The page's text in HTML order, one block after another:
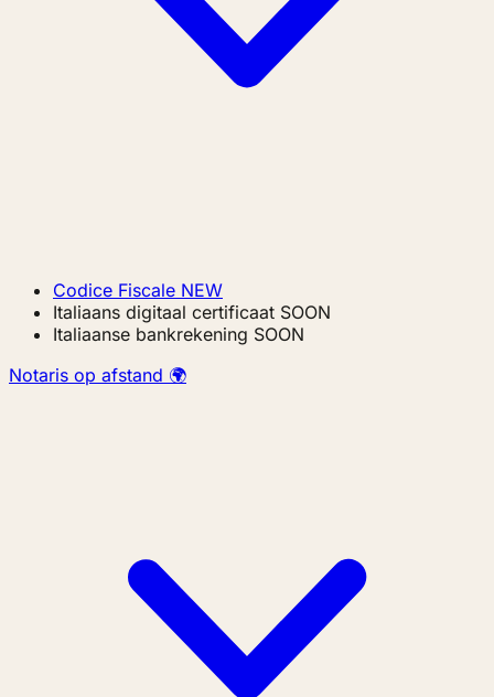
Codice Fiscale NEW
Italiaans digitaal certificaat SOON
Italiaanse bankrekening SOON
Notaris op afstand 🌍